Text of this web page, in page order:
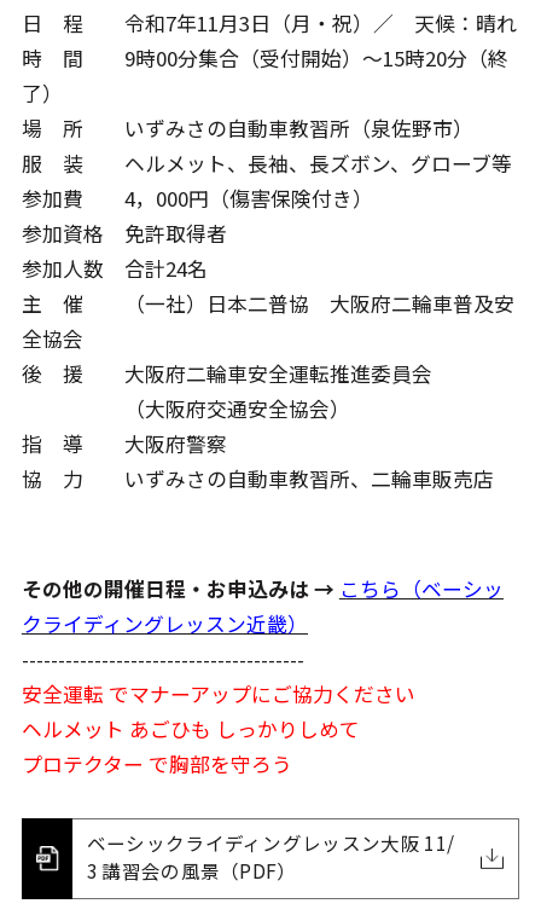
日 程 令和7年11月3日（月・祝）／ 天候：晴れ
時 間 9時00分集合（受付開始）～15時20分（終
了）
場 所 いずみさの自動車教習所（泉佐野市）
服 装 ヘルメット、長袖、長ズボン、グローブ等
参加費 4，000円（傷害保険付き）
参加資格 免許取得者
参加人数 合計24名
主 催 （一社）日本二普協 大阪府二輪車普及安
全協会
後 援 大阪府二輪車安全運転推進委員会
（大阪府交通安全協会）
指 導 大阪府警察
協 力 いずみさの自動車教習所、二輪車販売店
その他の開催日程・お申込みは → こちら（ベーシッ
クライディングレッスン近畿）
---------------------------------------
安全運転 でマナーアップにご協力ください
ヘルメット あごひも しっかりしめて
プロテクター で胸部を守ろう
ベーシックライディングレッスン大阪 11/
3 講習会の風景（PDF）